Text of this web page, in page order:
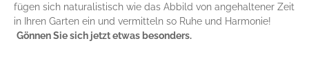
fügen sich naturalistisch wie das Abbild von angehaltener Zeit
in Ihren Garten ein und vermitteln so Ruhe und Harmonie!
Gönnen Sie sich jetzt etwas besonders.